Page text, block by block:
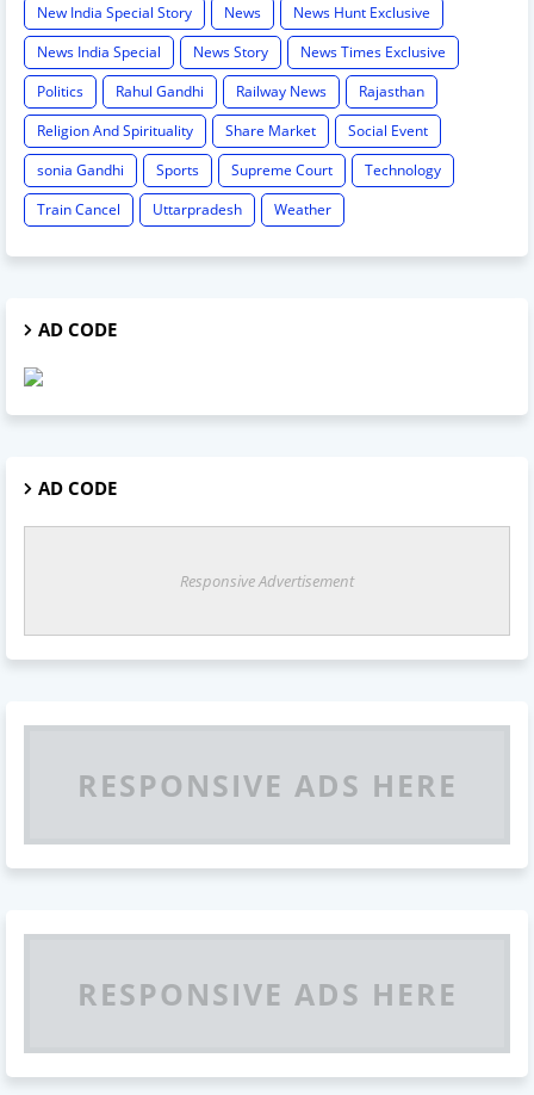
New India Special Story
News
News Hunt Exclusive
News India Special
News Story
News Times Exclusive
Politics
Rahul Gandhi Railway News
Rajasthan
Religion And Spirituality
Share Market
Social Event
sonia Gandhi
Sports Supreme Court
Technology
Train Cancel
Uttarpradesh Weather
AD CODE
AD CODE
Responsive Advertisement
RESPONSIVE ADS HERE
RESPONSIVE ADS HERE